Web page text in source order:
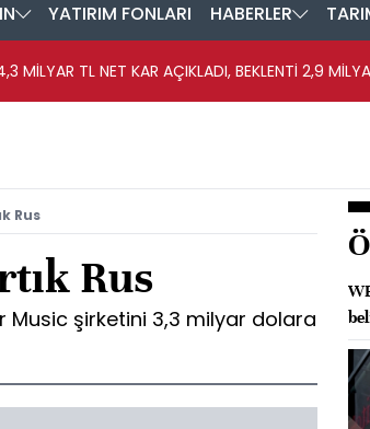
YATIRIM FONLARI HABERLER
MİLYAR TL NET KAR AÇIKLADI, BEKLENTİ 2,9
Rus
Rus
Music şirketini 3,3 milyar dolara